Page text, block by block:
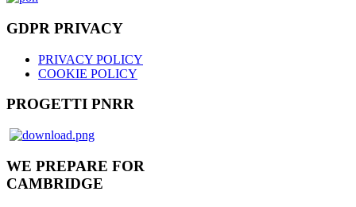
GDPR PRIVACY
PRIVACY POLICY
COOKIE POLICY
PROGETTI PNRR
WE PREPARE FOR
CAMBRIDGE